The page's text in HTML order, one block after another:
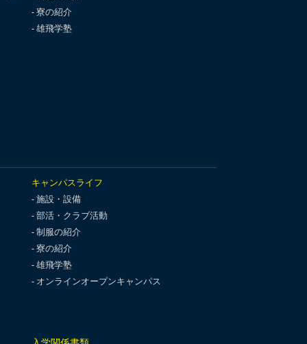
寮の紹介
雄飛学塾
キャンパスライフ
施設・設備
部活・クラブ活動
制服の紹介
寮の紹介
雄飛学塾
オンラインオープンキャンパス